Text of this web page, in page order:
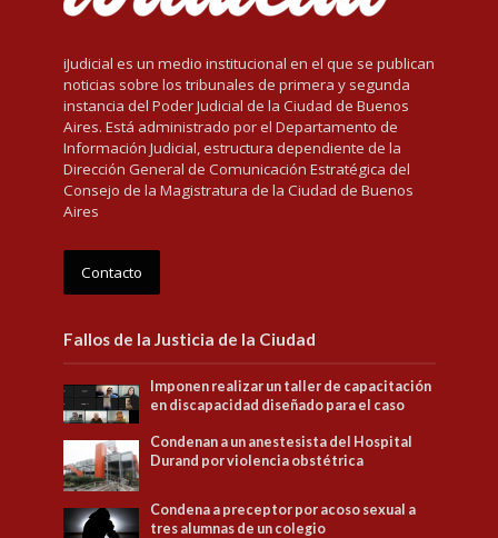
iJudicial es un medio institucional en el que se publican
noticias sobre los tribunales de primera y segunda
instancia del Poder Judicial de la Ciudad de Buenos
Aires. Está administrado por el Departamento de
Información Judicial, estructura dependiente de la
Dirección General de Comunicación Estratégica del
Consejo de la Magistratura de la Ciudad de Buenos
Aires
Contacto
Fallos de la Justicia de la Ciudad
Imponen realizar un taller de capacitación
en discapacidad diseñado para el caso
Condenan a un anestesista del Hospital
Durand por violencia obstétrica
Condena a preceptor por acoso sexual a
tres alumnas de un colegio